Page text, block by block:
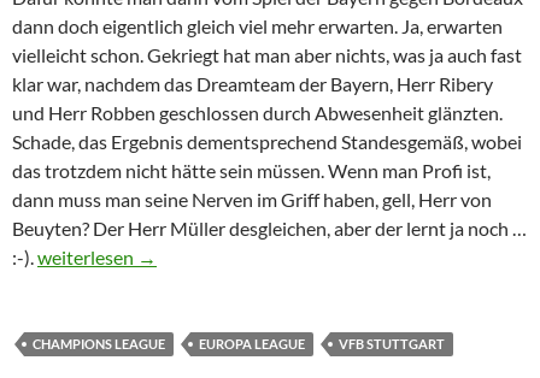
dann doch eigentlich gleich viel mehr erwarten. Ja, erwarten
vielleicht schon. Gekriegt hat man aber nichts, was ja auch fast
klar war, nachdem das Dreamteam der Bayern, Herr Ribery
und Herr Robben geschlossen durch Abwesenheit glänzten.
Schade, das Ergebnis dementsprechend Standesgemäß, wobei
das trotzdem nicht hätte sein müssen. Wenn man Profi ist,
dann muss man seine Nerven im Griff haben, gell, Herr von
Beuyten? Der Herr Müller desgleichen, aber der lernt ja noch …
:-).Europäische Fussballunlust
weiterlesen →
CHAMPIONS LEAGUE EUROPA LEAGUE VFB STUTTGART